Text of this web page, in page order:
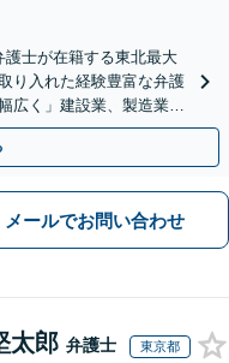
護士が在籍する東北最大
り入れた経験豊富な弁護
広く」建設業、製造業、
メールでお問い合わせ
太郎 弁護士 東京都